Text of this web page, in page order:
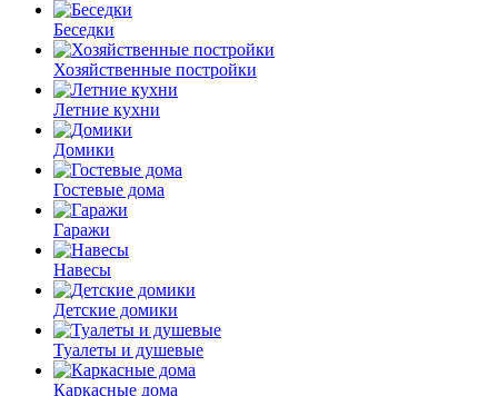
Беседки
Хозяйственные постройки
Летние кухни
Домики
Гостевые дома
Гаражи
Навесы
Детские домики
Туалеты и душевые
Каркасные дома